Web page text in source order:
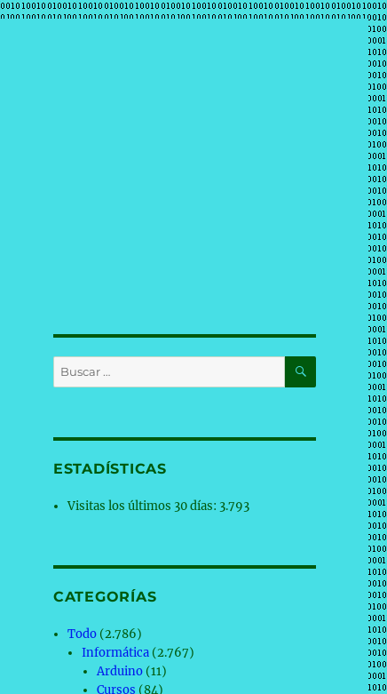
Buscar
por:
BUSCAR
ESTADÍSTICAS
Visitas los últimos 30 días: 3.793
CATEGORÍAS
Todo (2.786)
Informática (2.767)
Arduino(11)
Cursos (84)